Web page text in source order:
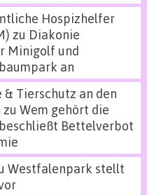
Hospizhelfer
zu Diakonie
Minigolf und
an
Tierschutz an den
zu Wem gehört die
Bettelverbot
Westfalenpark stellt